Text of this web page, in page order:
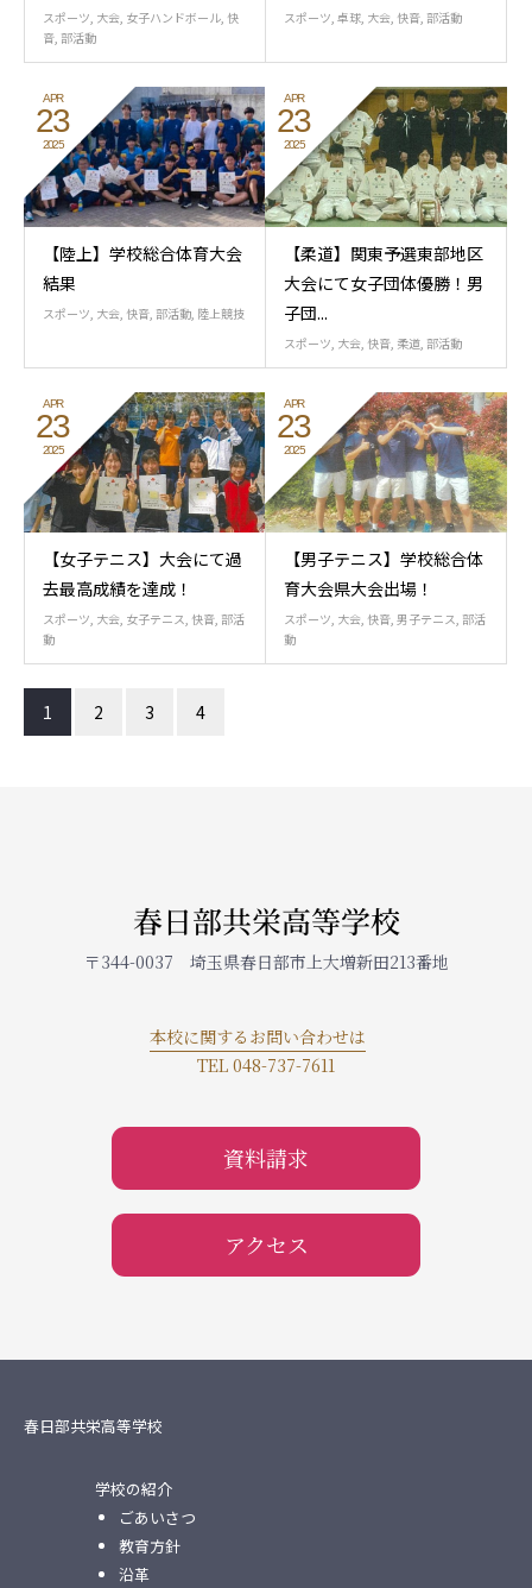
スポーツ 大会 女子ハンドボール 快
音 部活動
スポーツ 卓球 大会 快音 部活動
APR
23
2025
【陸上】学校総合体育大会
結果
スポーツ 大会 快音 部活動 陸上競技
APR
23
2025
【柔道】関東予選東部地区
大会にて女子団体優勝！男
子団...
スポーツ 大会 快音 柔道 部活動
APR
23
2025
【女子テニス】大会にて過
去最高成績を達成！
スポーツ 大会 女子テニス 快音 部活
動
APR
23
2025
【男子テニス】学校総合体
育大会県大会出場！
スポーツ 大会 快音 男子テニス 部活
動
1 2 3 4
春日部共栄高等学校
〒344-0037 埼玉県春日部市上大増新田213番地
本校に関するお問い合わせは
TEL 048-737-7611
資料請求
アクセス
春日部共栄高等学校
学校の紹介
ごあいさつ
教育方針
沿革